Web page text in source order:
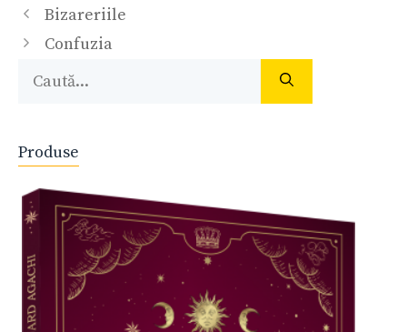
Navigare
în
Bizareriile
Confuzia
Caută
Produse